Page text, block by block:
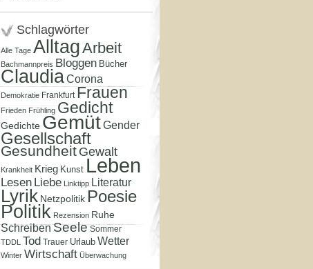
Schlagwörter
Alle Tage AlltagArbeit
Bachmannpreis Bloggen Bücher
ClaudiaCorona
Demokratie Frankfurt Frauen
Frieden Frühling Gedicht
Gedichte GemütGender
Gesellschaft
Gesundheit Gewalt
Krankheit Krieg Kunst Leben
Lesen Liebe Linktipp Literatur
Lyrik Netzpolitik Poesie
Politik Rezension Ruhe
Schreiben Seele Sommer
TDDL Tod Trauer Urlaub Wetter
Winter Wirtschaft Überwachung